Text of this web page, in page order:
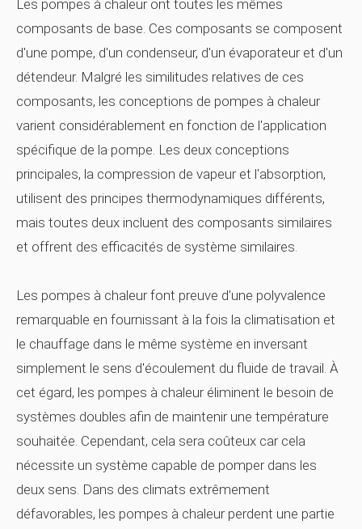
Les pompes à chaleur ont toutes les mêmes
composants de base. Ces composants se composent
d'une pompe, d'un condenseur, d'un évaporateur et d'un
détendeur. Malgré les similitudes relatives de ces
composants, les conceptions de pompes à chaleur
varient considérablement en fonction de l'application
spécifique de la pompe. Les deux conceptions
principales, la compression de vapeur et l'absorption,
utilisent des principes thermodynamiques différents,
mais toutes deux incluent des composants similaires
et offrent des efficacités de système similaires.
Les pompes à chaleur font preuve d'une polyvalence
remarquable en fournissant à la fois la climatisation et
le chauffage dans le même système en inversant
simplement le sens d'écoulement du fluide de travail. À
cet égard, les pompes à chaleur éliminent le besoin de
systèmes doubles afin de maintenir une température
souhaitée. Cependant, cela sera coûteux car cela
nécessite un système capable de pomper dans les
deux sens. Dans des climats extrêmement
défavorables, les pompes à chaleur perdent une partie